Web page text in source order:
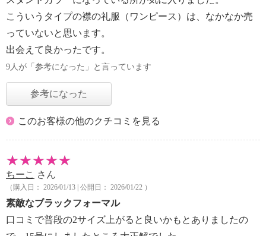
こういうタイプの襟の礼服（ワンピース）は、なかなか売
っていないと思います。
出会えて良かったです。
9人が「参考になった」と言っています
参考になった
このお客様の他のクチコミを見る
ちーこ さん
（購入日： 2026/01/13 | 公開日： 2026/01/22 ）
素敵なブラックフォーマル
口コミで普段の2サイズ上がると良いかもとありましたの